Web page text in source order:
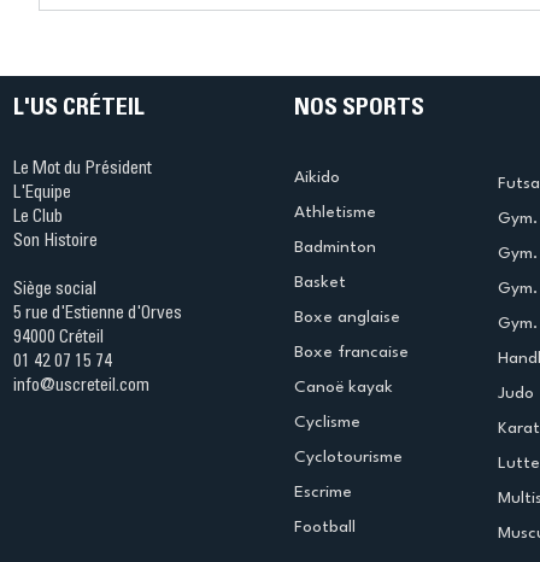
Ping ? Quand le tennis de
termine
L'US CRÉTEIL
Le Mot du Président
L'Equipe
Le Club
Son Histoire
Siège social
5 rue d'Estienne d'Orves
94000 Créteil
01 42 07 15 74
info@uscreteil.com
NOS SPORTS
Aikido
Athletisme
Badminton
Basket
Boxe anglaise
Boxe francaise
Canoë kayak
Cyclisme
Cyclotourisme
Escrime
Football
Judo
Lutte